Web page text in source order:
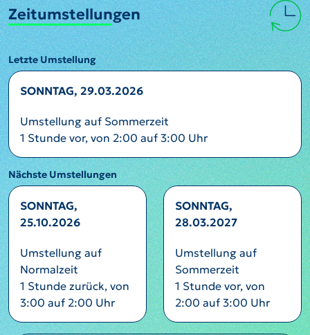
Zeitumstellungen
Letzte Umstellung
SONNTAG, 29.03.2026
Umstellung auf Sommerzeit
1 Stunde vor, von 2:00 auf 3:00 Uhr
Nächste Umstellungen
SONNTAG,
25.10.2026
Umstellung auf
Normalzeit
1 Stunde zurück, von
3:00 auf 2:00 Uhr
SONNTAG,
28.03.2027
Umstellung auf
Sommerzeit
1 Stunde vor, von
2:00 auf 3:00 Uhr